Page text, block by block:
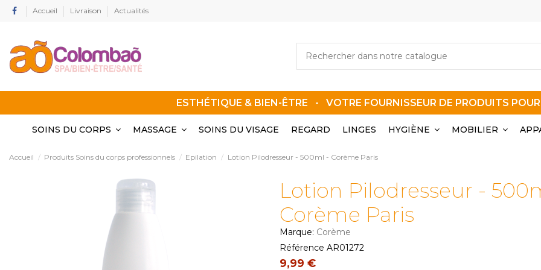
Accueil Livraison Actualités
ESTHÉTIQUE & BIEN-ÊTRE - VOTRE FOURNISSEUR DE PRODUITS
SOINS DU CORPS MASSAGE SOINS DU VISAGE REGARD LINGES HYGIÈNE MOBILIER
Accueil Produits Soins du corps professionnels Epilation Lotion Pilodresseur - 500ml - Corème Paris
Lotion Pilodresseur -
Corème Paris
Marque: Corème
Référence AR01272
9,99 €